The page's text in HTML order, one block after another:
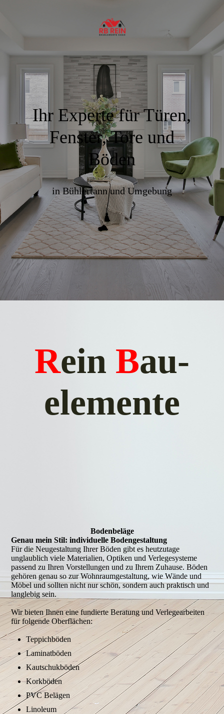
Ihr Experte für Türen,
Fenster, Tore und
Böden
in Bühlertann und Umgebung
Rein Bau­
elemente
Bodenbeläge
Genau mein Stil: individuelle Bodengestaltung
Für die Neugestaltung Ihrer Böden gibt es heutzutage
unglaublich viele Materialien, Optiken und Verlegesysteme
passend zu Ihren Vorstellungen und zu Ihrem Zuhause. Böden
gehören genau so zur Wohnraumgestaltung, wie Wände und
Möbel und sollten nicht nur schön, sondern auch praktisch und
langlebig sein.
Wir bieten Ihnen eine fundierte Beratung und Verlegearbeiten
für folgende Oberflächen:
Teppichböden
Laminatböden
Kautschukböden
Korkböden
PVC Belägen
Linoleum